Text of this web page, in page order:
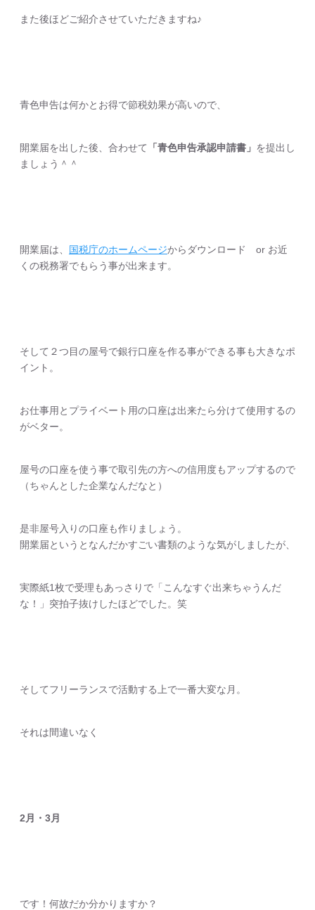
また後ほどご紹介させていただきますね♪
青色申告は何かとお得で節税効果が高いので、
開業届を出した後、合わせて 「青色申告承認申請書」 を提出し
ましょう＾＾
開業届は、 国税庁のホームページからダウンロード or お近
くの税務署でもらう事が出来ます。
そして２つ目の屋号で銀行口座を作る事ができる事も大きなポ
イント。
お仕事用とプライベート用の口座は出来たら分けて使用するの
がベター。
屋号の口座を使う事で取引先の方への信用度もアップするので
（ちゃんとした企業なんだなと）
是非屋号入りの口座も作りましょう。
開業届というとなんだかすごい書類のような気がしましたが、
実際紙1枚で受理もあっさりで「こんなすぐ出来ちゃうんだ
な！」突拍子抜けしたほどでした。笑
そしてフリーランスで活動する上で一番大変な月。
それは間違いなく
2月・3月
です！何故だか分かりますか？